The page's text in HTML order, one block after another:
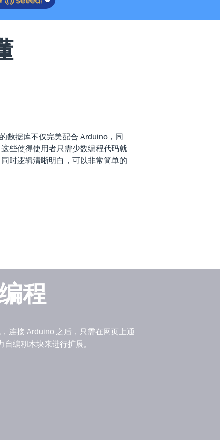
程
连接 Arduino 之后，只需在网页上通
编积木块来进行扩展。
数据库不仅完美配合 Arduino，同
些使得使用者只需少数编程代码就
时逻辑清晰明白，可以非常简单的